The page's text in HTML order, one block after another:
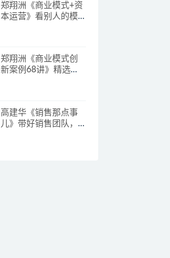
郑翔洲《商业模式+资
本运营》看别人的模
郑翔洲《商业模式创
新案例68讲》精选
高建华《销售那点事
儿》带好销售团队，